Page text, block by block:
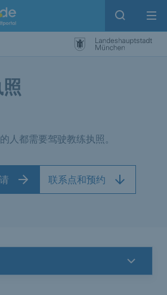
Open
人都需要驾驶教练执照。
联系点和预约